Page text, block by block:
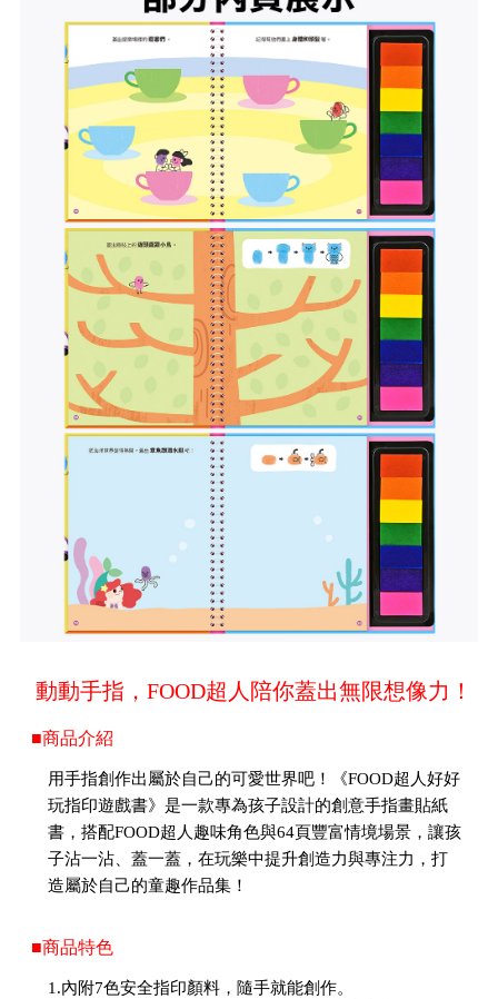
動動手指，FOOD超人陪你蓋出無限想像力！
■商品介紹
用手指創作出屬於自己的可愛世界吧！《FOOD超人好好
玩指印遊戲書》是一款專為孩子設計的創意手指畫貼紙
書，搭配FOOD超人趣味角色與64頁豐富情境場景，讓孩
子沾一沾、蓋一蓋，在玩樂中提升創造力與專注力，打
造屬於自己的童趣作品集！
■商品特色
1.內附7色安全指印顏料，隨手就能創作。